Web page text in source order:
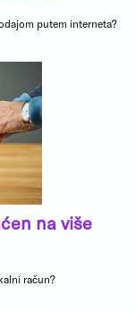
putem interneta?
na više
račun?